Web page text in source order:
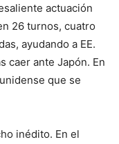
actuación
26 turnos, cuatro
ayudando a EE.
caer ante Japón. En
que se
inédito. En el